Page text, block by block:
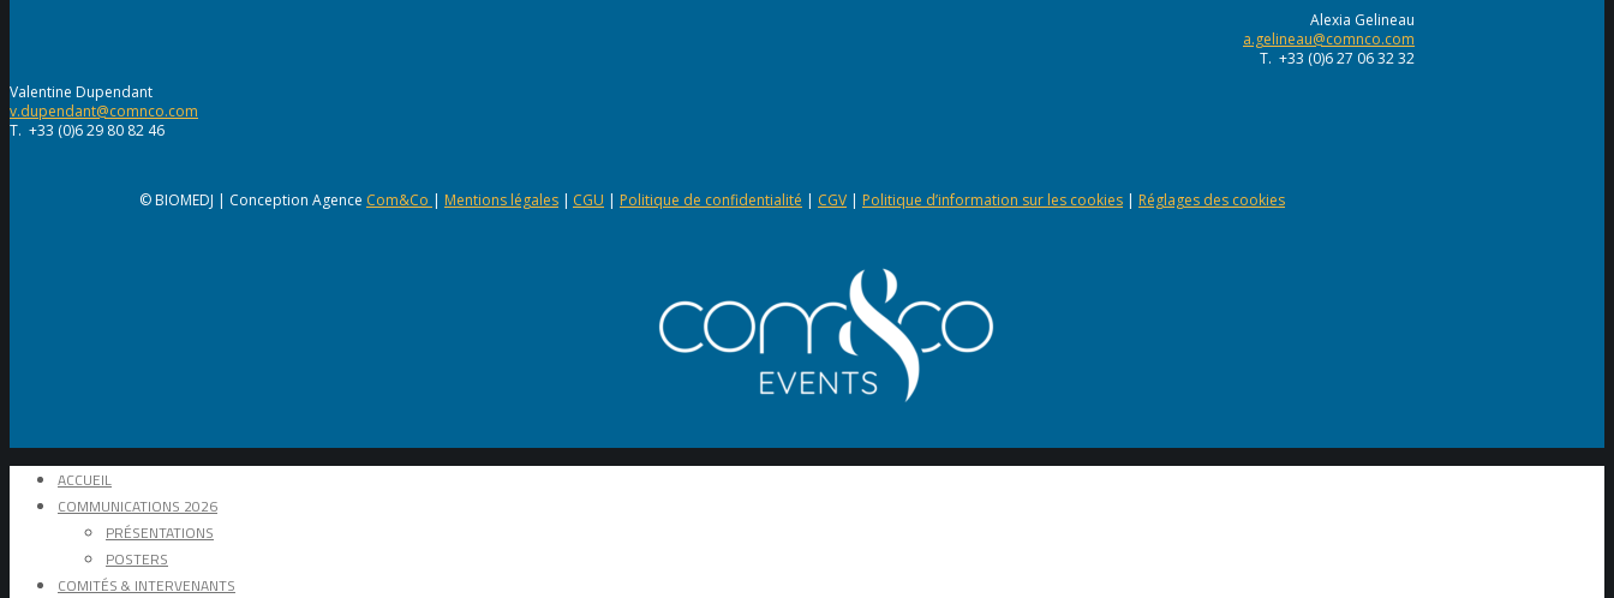
Alexia Gelineau
a.gelineau@comnco.com
T. +33 (0)6 27 06 32 32
Valentine Dupendant
v.dupendant@comnco.com
T. +33 (0)6 29 80 82 46
© BIOMEDJ | Conception Agence Com&Co | Mentions légales | CGU | Politique de confidentialité | CGV | Politique d’information sur les cookies | Réglages des cookies
ACCUEIL
COMMUNICATIONS 2026
PRÉSENTATIONS
POSTERS
COMITÉS & INTERVENANTS